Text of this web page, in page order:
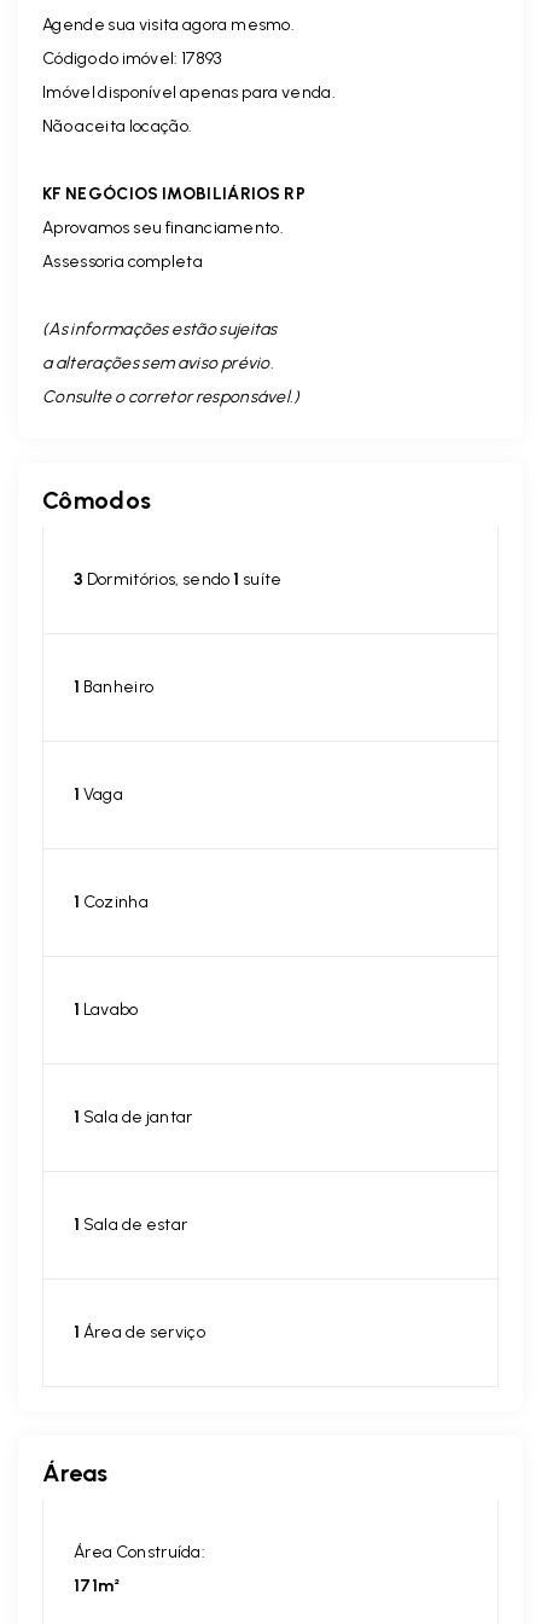
Agende sua visita agora mesmo.
Código do imóvel: 17893
Imóvel disponível apenas para venda.
Não aceita locação.
KF NEGÓCIOS IMOBILIÁRIOS RP
Aprovamos seu financiamento.
Assessoria completa
(As informações estão sujeitas
a alterações sem aviso prévio.
Consulte o corretor responsável. )
Cômodos
3 Dormitórios, sendo1 suíte
1 Banheiro
1 Vaga
1 Cozinha
1 Lavabo
1 Sala de jantar
1 Sala de estar
1 Área de serviço
Áreas
Área Construída:
171m²